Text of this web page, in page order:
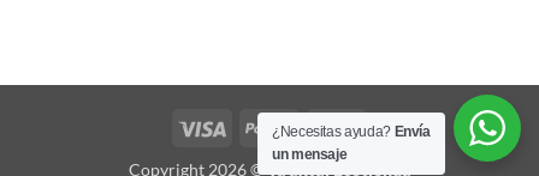
Visa PayPal MasterCard
Copyright 2026 ©
¿Necesitas ayuda? Envía
un mensaje